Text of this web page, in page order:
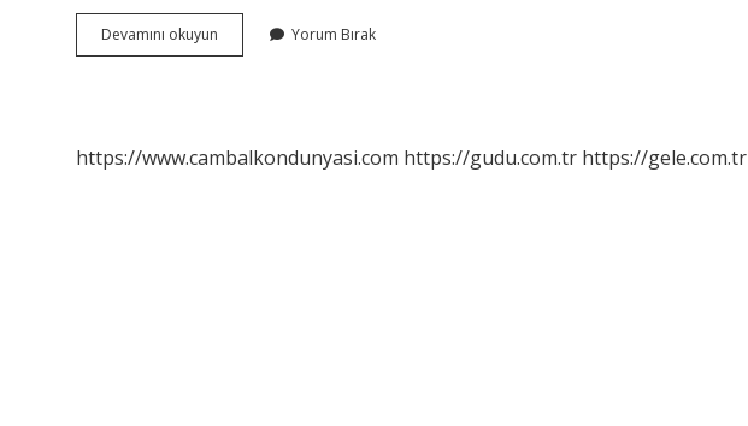
Devamını okuyun
Öğretim
Yorum Bırak
https://www.cambalkondunyasi.com https://gudu.com.tr https://gele.com.tr